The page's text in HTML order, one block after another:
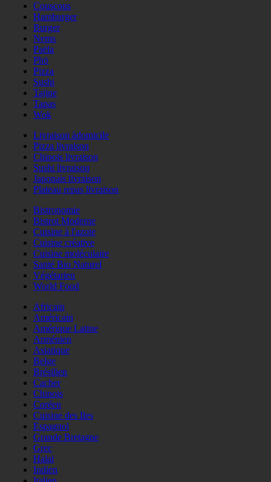
Couscous
Hamburger
Burger
Nems
Paëla
Phö
Pizza
Sushi
Tajine
Tapas
Wok
Livraison àdomicile
Pizza livraison
Chinois livraison
Sushi livraison
Japonais livraison
Plateau repas livraison
Bistronomie
Bistrot Moderne
Cuisine à l'azote
Cuisine créative
Cuisine moléculaire
Santé Bio Naturel
Végétarien
World Food
Africain
Américain
Amérique Latine
Arménien
Asiatique
Belge
Brésilien
Cacher
Chinois
Coréen
Cuisine des Iles
Espagnol
Grande Bretagne
Grec
Halal
Indien